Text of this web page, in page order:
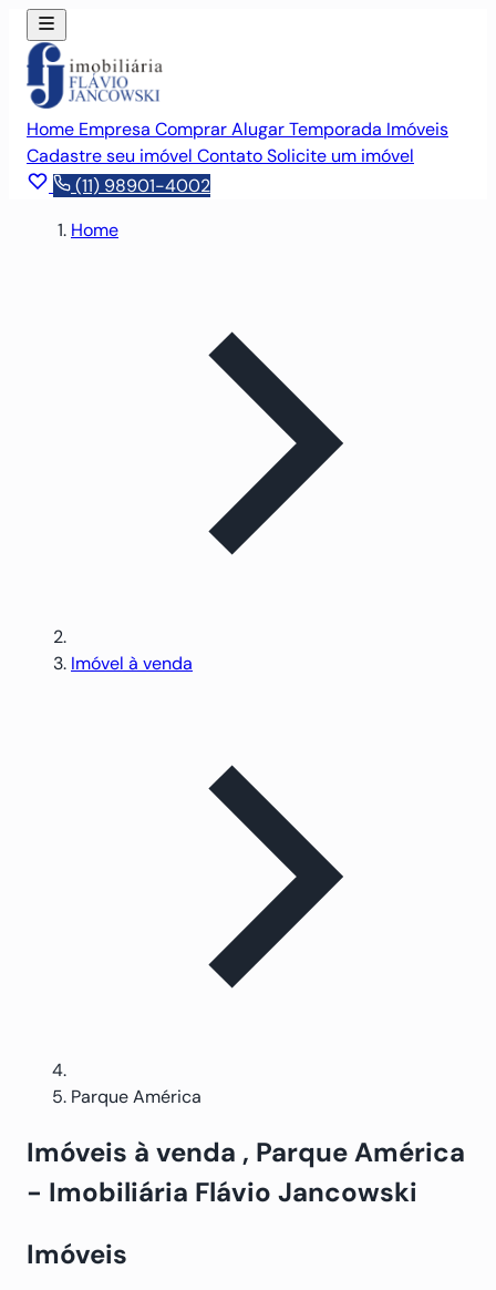
Home Empresa ComprarAlugarTemporada Imóveis
Cadastre seu imóvel ContatoSolicite um imóvel
(11) 98901-4002
Home
Imóvel à venda
Parque América
Imóveis à venda , Parque América
- Imobiliária Flávio Jancowski
Imóveis